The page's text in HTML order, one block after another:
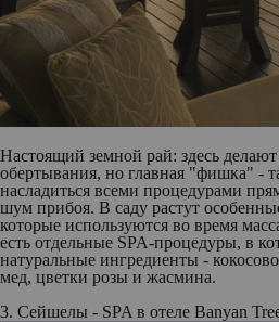
Настоящий земной рай: здесь
обертывания, но главная "фишка" -
насладиться всеми процедурами
шум прибоя. В саду растут
которые используются во время
есть отдельные SPA-процедуры, в
натуральные ингредиенты -
мед, цветки розы и жасмина.
3. Сейшелы - SPA в отеле Banyan